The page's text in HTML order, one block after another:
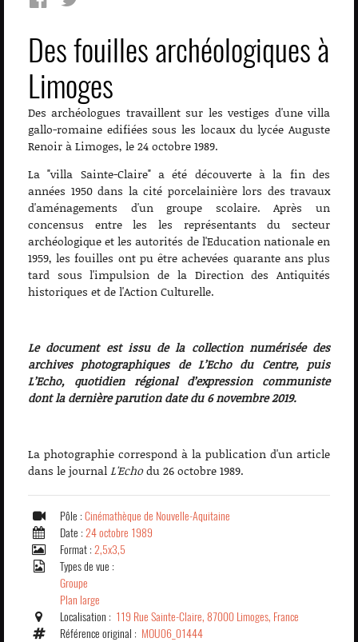
Des fouilles archéologiques à
Limoges
Des archéologues travaillent sur les vestiges d'une villa
gallo-romaine edifiées sous les locaux du lycée Auguste
Renoir à Limoges, le 24 octobre 1989.
La "villa Sainte-Claire" a été découverte à la fin des
années 1950 dans la cité porcelainière lors des travaux
d'aménagements d'un groupe scolaire. Après un
concensus entre les les représentants du secteur
archéologique et les autorités de l'Education nationale en
1959, les fouilles ont pu être achevées quarante ans plus
tard sous l'impulsion de la Direction des Antiquités
historiques et de l'Action Culturelle.
Le document est issu de la collection numérisée des
archives photographiques de L’Echo du Centre, puis
L’Echo, quotidien régional d’expression communiste
dont la dernière parution date du 6 novembre 2019.
La photographie correspond à la publication d'un article
dans le journalL'Echodu 26 octobre 1989.
Pôle : Cinémathèque de Nouvelle-Aquitaine
Date : 24 octobre 1989
Format : 2,5x3,5
Types de vue :
Groupe
Plan large
Localisation : 119 Rue Sainte-Claire, 87000 Limoges, France
Référence original : MOU06_01444